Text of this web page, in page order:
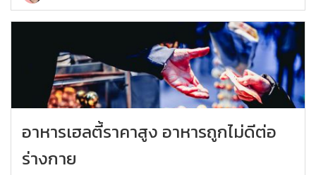
อาหารเฮลตี้ราคาสูง อาหารถูกไม่ดีต่อ
ร่างกาย